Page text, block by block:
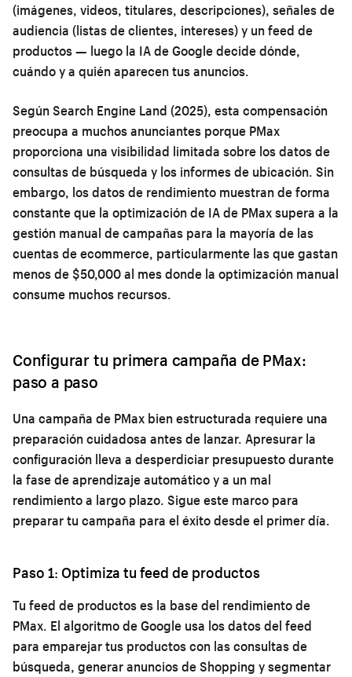
(imágenes, videos, titulares, descripciones), señales de
audiencia (listas de clientes, intereses) y un feed de
productos — luego la IA de Google decide dónde,
cuándo y a quién aparecen tus anuncios.
Según Search Engine Land (2025), esta compensación
preocupa a muchos anunciantes porque PMax
proporciona una visibilidad limitada sobre los datos de
consultas de búsqueda y los informes de ubicación. Sin
embargo, los datos de rendimiento muestran de forma
constante que la optimización de IA de PMax supera a la
gestión manual de campañas para la mayoría de las
cuentas de ecommerce, particularmente las que gastan
menos de $50,000 al mes donde la optimización manual
consume muchos recursos.
Configurar tu primera campaña de PMax:
paso a paso
Una campaña de PMax bien estructurada requiere una
preparación cuidadosa antes de lanzar. Apresurar la
configuración lleva a desperdiciar presupuesto durante
la fase de aprendizaje automático y a un mal
rendimiento a largo plazo. Sigue este marco para
preparar tu campaña para el éxito desde el primer día.
Paso 1: Optimiza tu feed de productos
Tu feed de productos es la base del rendimiento de
PMax. El algoritmo de Google usa los datos del feed
para emparejar tus productos con las consultas de
búsqueda, generar anuncios de Shopping y segmentar